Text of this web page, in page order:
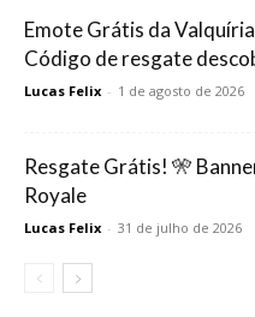
Emote Grátis da
Código de resgate
Lucas Felix - 1 de agosto de 2026
Resgate Grátis! 🎌
Royale
Lucas Felix - 31 de julho de 2026